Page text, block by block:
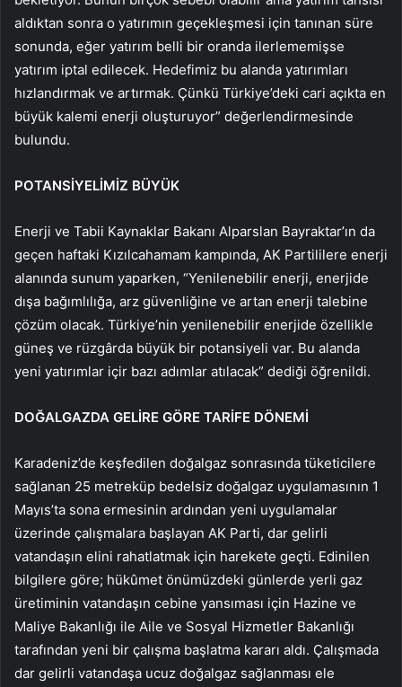
aldıktan sonra o yatırımın geçekleşmesi için tanınan süre
sonunda, eğer yatırım belli bir oranda ilerlememişse
yatırım iptal edilecek. Hedefimiz bu alanda yatırımları
hızlandırmak ve artırmak. Çünkü Türkiye’deki cari açıkta en
büyük kalemi enerji oluşturuyor” değerlendirmesinde
bulundu.
POTANSİYELİMİZ BÜYÜK
Enerji ve Tabii Kaynaklar Bakanı Alparslan Bayraktar’ın da
geçen haftaki Kızılcahamam kampında, AK Partililere enerji
alanında sunum yaparken, “Yenilenebilir enerji, enerjide
dışa bağımlılığa, arz güvenliğine ve artan enerji talebine
çözüm olacak. Türkiye’nin yenilenebilir enerjide özellikle
güneş ve rüzgârda büyük bir potansiyeli var. Bu alanda
yeni yatırımlar içir bazı adımlar atılacak” dediği öğrenildi.
DOĞALGAZDA GELİRE GÖRE TARİFE DÖNEMİ
Karadeniz’de keşfedilen doğalgaz sonrasında tüketicilere
sağlanan 25 metreküp bedelsiz doğalgaz uygulamasının 1
Mayıs’ta sona ermesinin ardından yeni uygulamalar
üzerinde çalışmalara başlayan AK Parti, dar gelirli
vatandaşın elini rahatlatmak için harekete geçti. Edinilen
bilgilere göre; hükûmet önümüzdeki günlerde yerli gaz
üretiminin vatandaşın cebine yansıması için Hazine ve
Maliye Bakanlığı ile Aile ve Sosyal Hizmetler Bakanlığı
tarafından yeni bir çalışma başlatma kararı aldı. Çalışmada
dar gelirli vatandaşa ucuz doğalgaz sağlanması ele